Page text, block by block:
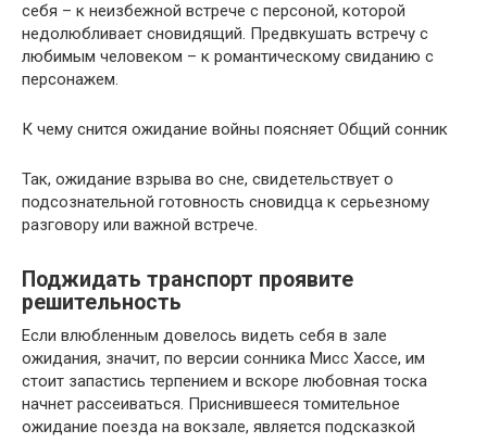
себя – к неизбежной встрече с персоной, которой
недолюбливает сновидящий. Предвкушать встречу с
любимым человеком – к романтическому свиданию с
персонажем.
К чему снится ожидание войны поясняет Общий сонник
Так, ожидание взрыва во сне, свидетельствует о
подсознательной готовность сновидца к серьезному
разговору или важной встрече.
Поджидать транспорт проявите
решительность
Если влюбленным довелось видеть себя в зале
ожидания, значит, по версии сонника Мисс Хассе, им
стоит запастись терпением и вскоре любовная тоска
начнет рассеиваться. Приснившееся томительное
ожидание поезда на вокзале, является подсказкой